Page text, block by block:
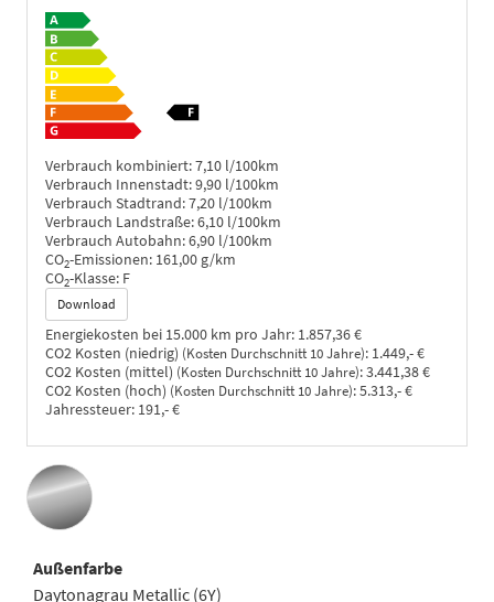
Verbrauch kombiniert:7,10 l/100km
Verbrauch Innenstadt:9,90 l/100km
Verbrauch Stadtrand:7,20 l/100km
Verbrauch Landstraße:6,10 l/100km
Verbrauch Autobahn:6,90 l/100km
CO2-Emissionen: 161,00 g/km
CO2-Klasse: F
Download
Energiekosten bei 15.000 km pro Jahr: 1.857,36 €
CO2 Kosten (niedrig) (Kosten Durchschnitt 10 Jahre): 1.449,- €
CO2 Kosten (mittel) (Kosten Durchschnitt 10 Jahre):3.441,38 €
CO2 Kosten (hoch) (Kosten Durchschnitt 10 Jahre):5.313,- €
Jahressteuer: 191,- €
Außenfarbe
Daytonagrau Metallic (6Y)